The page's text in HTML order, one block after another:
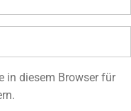
in diesem Browser für